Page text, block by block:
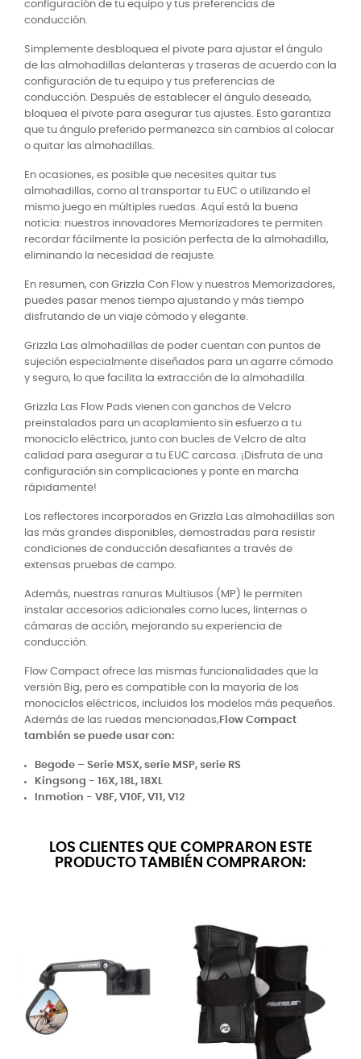
configuración de tu equipo y tus preferencias de
conducción.
Simplemente desbloquea el pivote para ajustar el ángulo
de las almohadillas delanteras y traseras de acuerdo con la
configuración de tu equipo y tus preferencias de
conducción. Después de establecer el ángulo deseado,
bloquea el pivote para asegurar tus ajustes. Esto garantiza
que tu ángulo preferido permanezca sin cambios al colocar
o quitar las almohadillas.
En ocasiones, es posible que necesites quitar tus
almohadillas, como al transportar tu EUC o utilizando el
mismo juego en múltiples ruedas. Aquí está la buena
noticia: nuestros innovadores Memorizadores te permiten
recordar fácilmente la posición perfecta de la almohadilla,
eliminando la necesidad de reajuste.
En resumen, con Grizzla Con Flow y nuestros Memorizadores,
puedes pasar menos tiempo ajustando y más tiempo
disfrutando de un viaje cómodo y elegante.
Grizzla Las almohadillas de poder cuentan con puntos de
sujeción especialmente diseñados para un agarre cómodo
y seguro, lo que facilita la extracción de la almohadilla.
Grizzla Las Flow Pads vienen con ganchos de Velcro
preinstalados para un acoplamiento sin esfuerzo a tu
monociclo eléctrico, junto con bucles de Velcro de alta
calidad para asegurar a tu EUC carcasa. ¡Disfruta de una
configuración sin complicaciones y ponte en marcha
rápidamente!
Los reflectores incorporados en Grizzla Las almohadillas son
las más grandes disponibles, demostradas para resistir
condiciones de conducción desafiantes a través de
extensas pruebas de campo.
Además, nuestras ranuras Multiusos (MP) le permiten
instalar accesorios adicionales como luces, linternas o
cámaras de acción, mejorando su experiencia de
conducción.
Flow Compact ofrece las mismas funcionalidades que la
versión Big, pero es compatible con la mayoría de los
monociclos eléctricos, incluidos los modelos más pequeños.
Además de las ruedas mencionadas, Flow Compact
también se puede usar con:
Begode – Serie MSX, serie MSP, serie RS
Kingsong - 16X, 18L, 18XL
Inmotion - V8F, V10F, V11, V12
LOS CLIENTES QUE COMPRARON ESTE
PRODUCTO TAMBIÉN COMPRARON: